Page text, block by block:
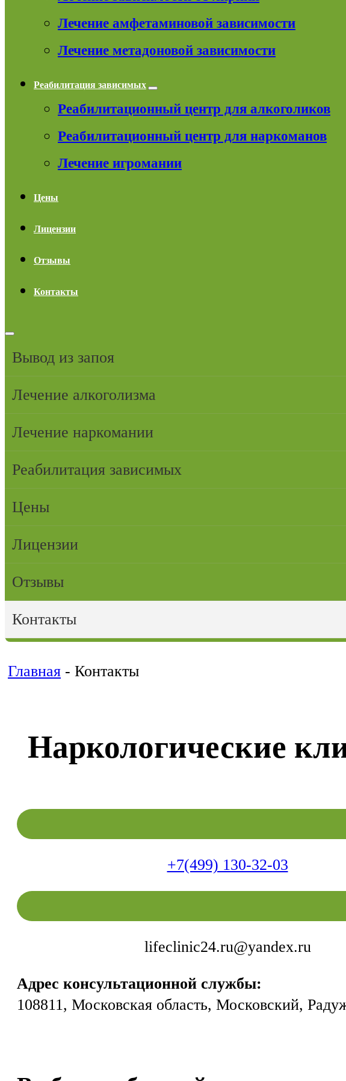
Лечение амфетаминовой зависимости
Лечение метадоновой зависимости
Реабилитация зависимых
Реабилитационный центр для алкоголиков
Реабилитационный центр для наркоманов
Лечение игромании
Цены
Лицензии
Отзывы
Контакты
Вывод из запоя
Лечение алкоголизма
Лечение наркомании
Реабилитация зависимых
Цены
Лицензии
Отзывы
Контакты
Главная - Контакты
Наркологические
+7(499) 130-32-03
lifeclinic24.ru@yandex.ru
Адрес консультационной службы:
108811, Московская область, Московский,